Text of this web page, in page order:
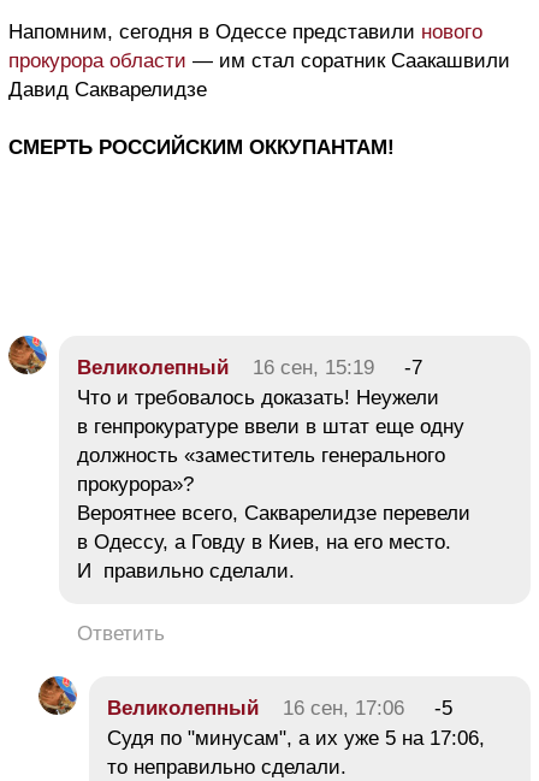
Напомним, сегодня в Одессе представили нового
прокурора области — им стал соратник Саакашвили
Давид Сакварелидзе
СМЕРТЬ РОССИЙСКИМ ОККУПАНТАМ!
Великолепный 16 сен, 15:19
-7
Что и требовалось доказать! Неужели
в генпрокуратуре ввели в штат еще одну
должность «заместитель генерального
прокурора»?
Вероятнее всего, Сакварелидзе перевели
в Одессу, а Говду в Киев, на его место.
И правильно сделали.
Ответить
Великолепный 16 сен, 17:06
-5
Судя по "минусам", а их уже 5 на 17:06,
то неправильно сделали.